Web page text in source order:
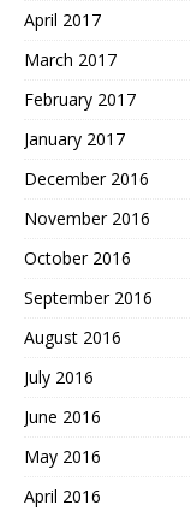
April 2017
March 2017
February 2017
January 2017
December 2016
November 2016
October 2016
September 2016
August 2016
July 2016
June 2016
May 2016
April 2016